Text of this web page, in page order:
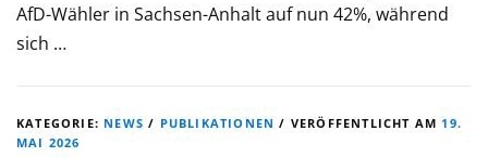
AfD-Wähler in Sachsen-Anhalt auf nun 42%, während
sich …
KATEGORIE: NEWS / PUBLIKATIONEN / VERÖFFENTLICHT AM 19.
MAI 2026